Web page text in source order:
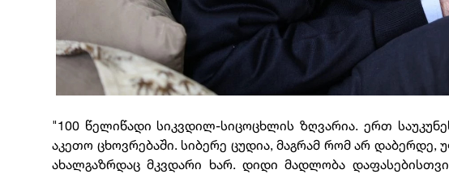
"100 წელიწადი სიკვდილ-სიცოცხლის ზღვარია. ერთ
აკეთო ცხოვრებაში. სიბერე ცუდია, მაგრამ რომ არ
ახალგაზრდაც მკვდარი ხარ. დიდი მადლობა